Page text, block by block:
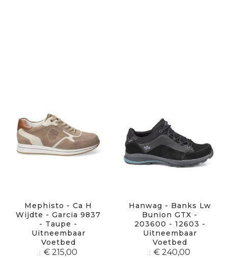
Mephisto - Ca H
Wijdte - Garcia 9837
- Taupe -
Uitneembaar
Voetbed
€ 215,00
Hanwag - Banks Lw
Bunion GTX -
203600 - 12603 -
Uitneembaar
Voetbed
€ 240,00